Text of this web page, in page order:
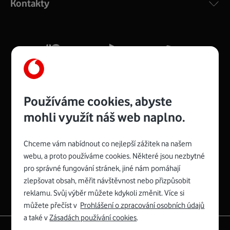
silný signál pro celou domácnost. Kompaktní rozměry 21
Více o COMPAL CH7465VF
Zyxel VMG8623-T50B:
Rozměry modemu jsou 16 x 22 x 7,5 cm (včetně stojánku)
a nabízí 4 gigabitové LAN porty a bezdrátové připojení Wi-
Fi ve verzích 802.11 b/g/n/ac pro frekvenci 2,4 GHz a
Spojte se s Vodafonem
Kontakty
Používáme cookies, abyste
mohli využít náš web naplno.
Chceme vám nabídnout co nejlepší zážitek na našem
webu, a proto používáme cookies. Některé jsou nezbytné
pro správné fungování stránek, jiné nám pomáhají
zlepšovat obsah, měřit návštěvnost nebo přizpůsobit
reklamu. Svůj výběr můžete kdykoli změnit. Více si
můžete přečíst v Prohlášení o zpracování osobních údajů
a také vZásadách používání cookies.